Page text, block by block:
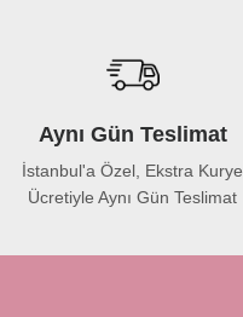
Aynı Gün Teslimat
İstanbul'a Özel, Ekstra Kurye
Ücretiyle Aynı Gün Teslimat